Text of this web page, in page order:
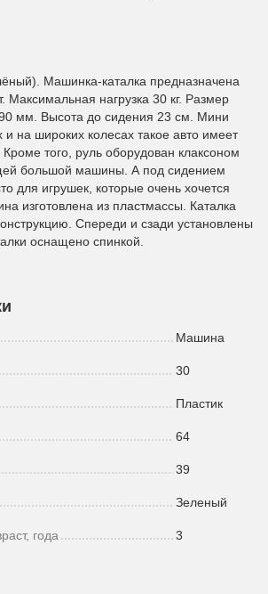
Машинка-каталка предназначена
Максимальная нагрузка 30 кг. Размер
мм. Высота до сидения 23 см. Мини
и на широких колесах такое авто имеет
того, руль оборудован клаксоном
большой машины. А под сидением
для игрушек, которые очень хочется
изготовлена из пластмассы. Каталка
Спереди и сзади установлены
оснащено спинкой.
Машина
30
Пластик
64
39
Зеленый
года 3